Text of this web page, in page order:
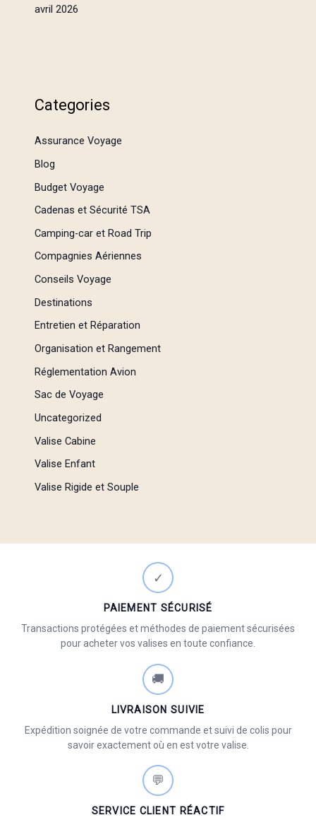
avril 2026
Categories
Assurance Voyage
Blog
Budget Voyage
Cadenas et Sécurité TSA
Camping-car et Road Trip
Compagnies Aériennes
Conseils Voyage
Destinations
Entretien et Réparation
Organisation et Rangement
Réglementation Avion
Sac de Voyage
Uncategorized
Valise Cabine
Valise Enfant
Valise Rigide et Souple
✓
PAIEMENT SÉCURISÉ
Transactions protégées et méthodes de paiement sécurisées
pour acheter vos valises en toute confiance.
🚚
LIVRAISON SUIVIE
Expédition soignée de votre commande et suivi de colis pour
savoir exactement où en est votre valise.
💬
SERVICE CLIENT RÉACTIF